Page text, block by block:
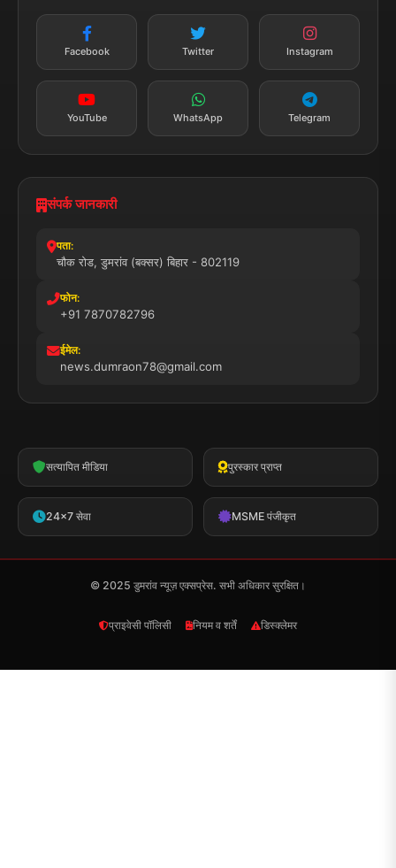
Facebook Twitter Instagram
YouTube WhatsApp Telegram
संपर्क जानकारी
पता:
चौक रोड, डुमरांव (बक्सर) बिहार - 802119
फोन:
+91 7870782796
ईमेल:
news.dumraon78@gmail.com
सत्यापित मीडिया पुरस्कार प्राप्त
24x7 सेवा MSME पंजीकृत
© 2025 डुमरांव न्यूज़ एक्सप्रेस. सभी अधिकार सुरक्षित।
प्राइवेसी पॉलिसी नियम व शर्तें डिस्क्लेमर